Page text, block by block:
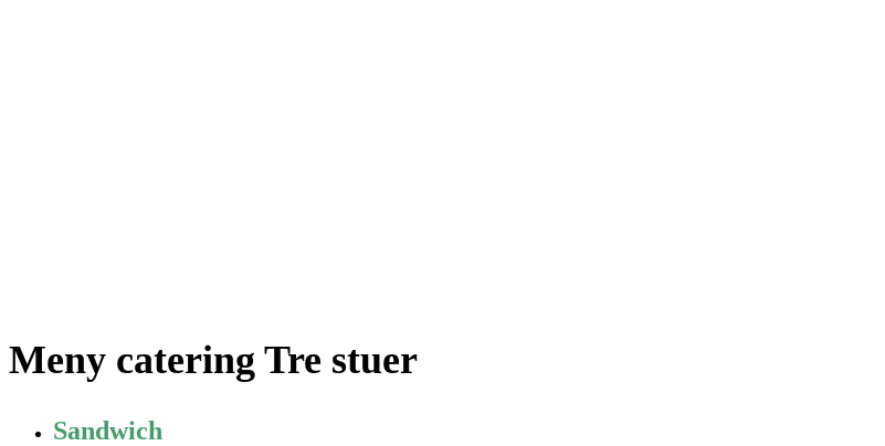
Meny catering Tre stuer
Sandwich